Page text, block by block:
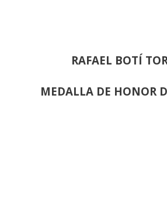
RAFAEL BOTÍ
MEDALLA DE HONOR